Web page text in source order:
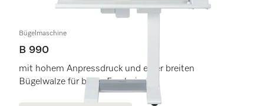
Bügelmaschine
B 990
mit hohem Anpressdruck und einer breiten
Bügelwalze für beste Ergebnisse.